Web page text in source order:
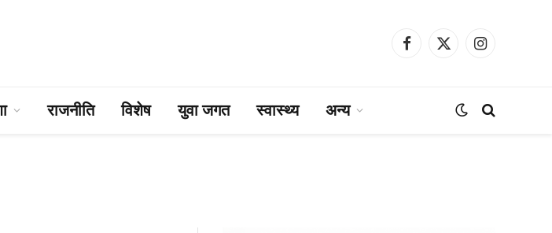
Facebook
X
Instagram
राजनीति विशेष युवा जगत स्वास्थ्य अन्य